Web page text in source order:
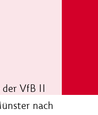
VfB II
nach